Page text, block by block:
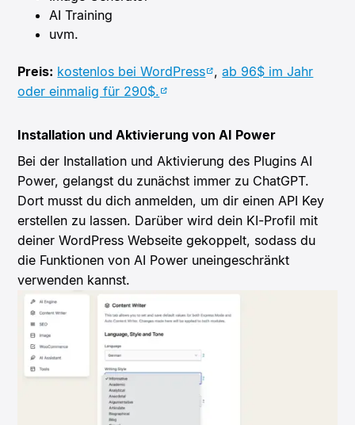
AI Training
uvm.
Preis: kostenlos bei WordPress ,ab 96$ im Jahr
oder einmalig für 290$.
Installation und Aktivierung von AI Power
Bei der Installation und Aktivierung des Plugins AI
Power, gelangst du zunächst immer zu ChatGPT.
Dort musst du dich anmelden, um dir einen API Key
erstellen zu lassen. Darüber wird dein KI-Profil mit
deiner WordPress Webseite gekoppelt, sodass du
die Funktionen von AI Power uneingeschränkt
verwenden kannst.